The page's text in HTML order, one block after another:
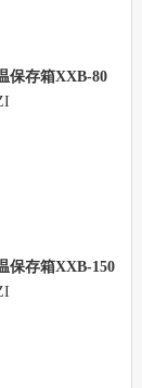
保存箱XXB-80
保存箱XXB-150